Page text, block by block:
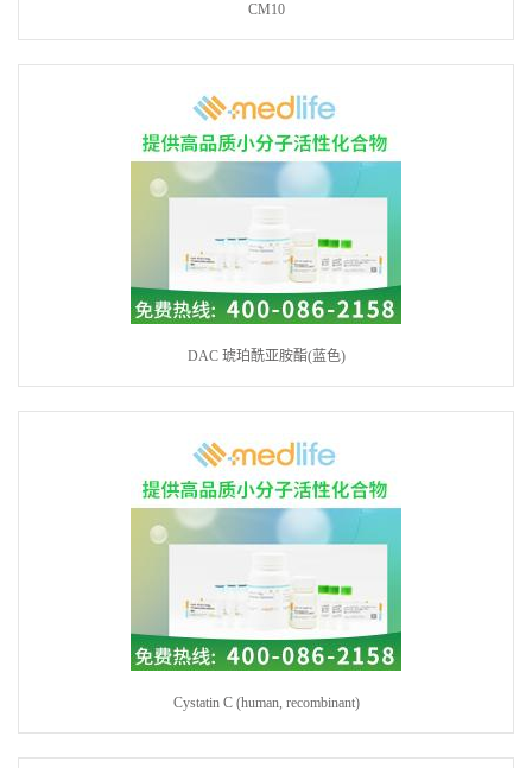
CM10
DAC 琥珀酰亚胺酯(蓝色)
Cystatin C (human, recombinant)